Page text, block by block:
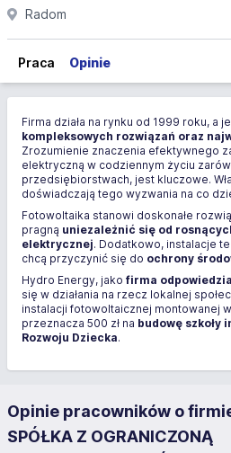
Radom
Praca Opinie
Firma działa na rynku od 1999 roku, a
kompleksowych rozwiązań oraz
Zrozumienie znaczenia efektywnego
elektryczną w codziennym życiu
przedsiębiorstwach, jest kluczowe.
doświadczają tego wyzwania na co
Fotowoltaika stanowi doskonałe
pragną uniezależnić się od
elektrycznej. Dodatkowo, instalacje
chcą przyczynić się do ochrony
Hydro Energy, jako firma
się w działania na rzecz lokalnej
instalacji fotowoltaicznej montowanej
przeznacza 500 zł na budowę szkoły
Rozwoju Dziecka.
Opinie pracowników o firmie
SPÓŁKA Z OGRANICZONĄ